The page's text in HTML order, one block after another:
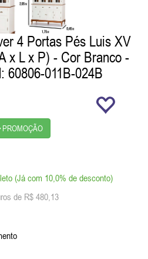
4 Portas Pés Luis XV
x L x P) - Cor Branco -
60806-011B-024B
(Já com 10,0% de desconto)
de R$ 480,13